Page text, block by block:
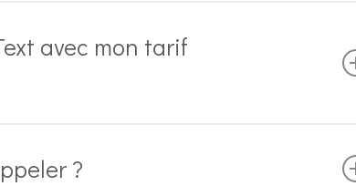
avec mon tarif
?